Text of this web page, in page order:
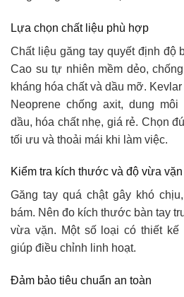
Lựa chọn chất liệu phù hợp
Chất liệu găng tay quyết định độ
Cao su tự nhiên mềm dẻo,
kháng hóa chất và dầu mỡ.
Neoprene chống axit, dung
dầu, hóa chất nhẹ, giá rẻ. Chọn
tối ưu và thoải mái khi làm việc.
Kiểm tra kích thước và độ vừa vặn
Găng tay quá chật gây khó
bám. Nên đo kích thước bàn tay
vừa vặn. Một số loại có thiết kế
giúp điều chỉnh linh hoạt.
Đảm bảo tiêu chuẩn an toàn